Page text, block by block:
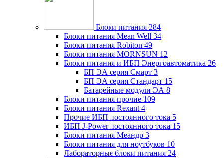
Блоки питания 284
Блоки питания Mean Well 34
Блоки питания Robiton 49
Блоки питания MORNSUN 12
Блоки питания и ИБП Энергоавтоматика 26
БП ЭА серия Смарт 3
БП ЭА серия Стандарт 15
Батарейные модули ЭА 8
Блоки питания прочие 109
Блоки питания Rexant 4
Прочие ИБП постоянного тока 5
ИБП J-Power постоянного тока 15
Блоки питания Меандр 3
Блоки питания для ноутбуков 10
Лабораторные блоки питания 24